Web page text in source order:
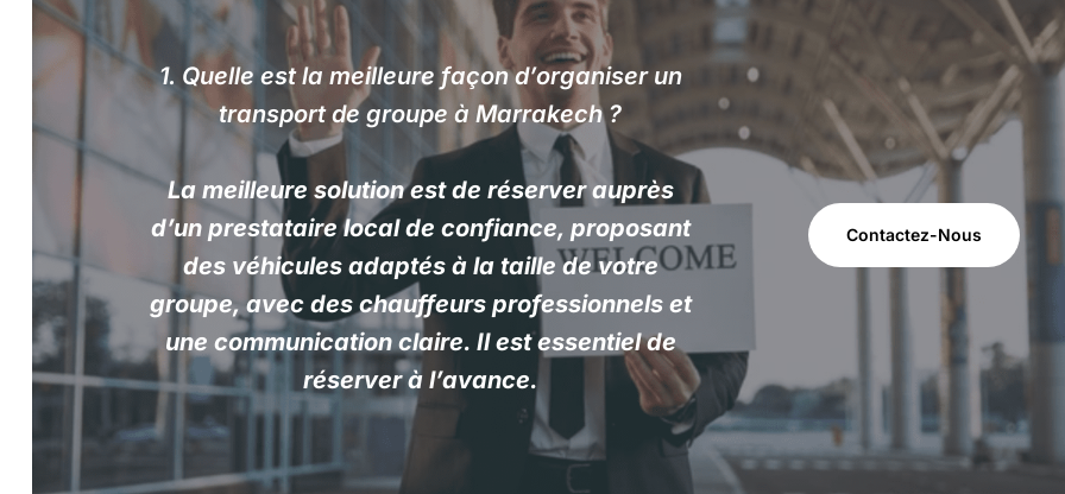
1. Quelle est la meilleure façon d’organiser un
transport de groupe à Marrakech ?
La meilleure solution est de réserver auprès
d’un prestataire local de confiance, proposant
des véhicules adaptés à la taille de votre
groupe, avec des chauffeurs professionnels et
une communication claire. Il est essentiel de
réserver à l’avance.
Contactez-Nous